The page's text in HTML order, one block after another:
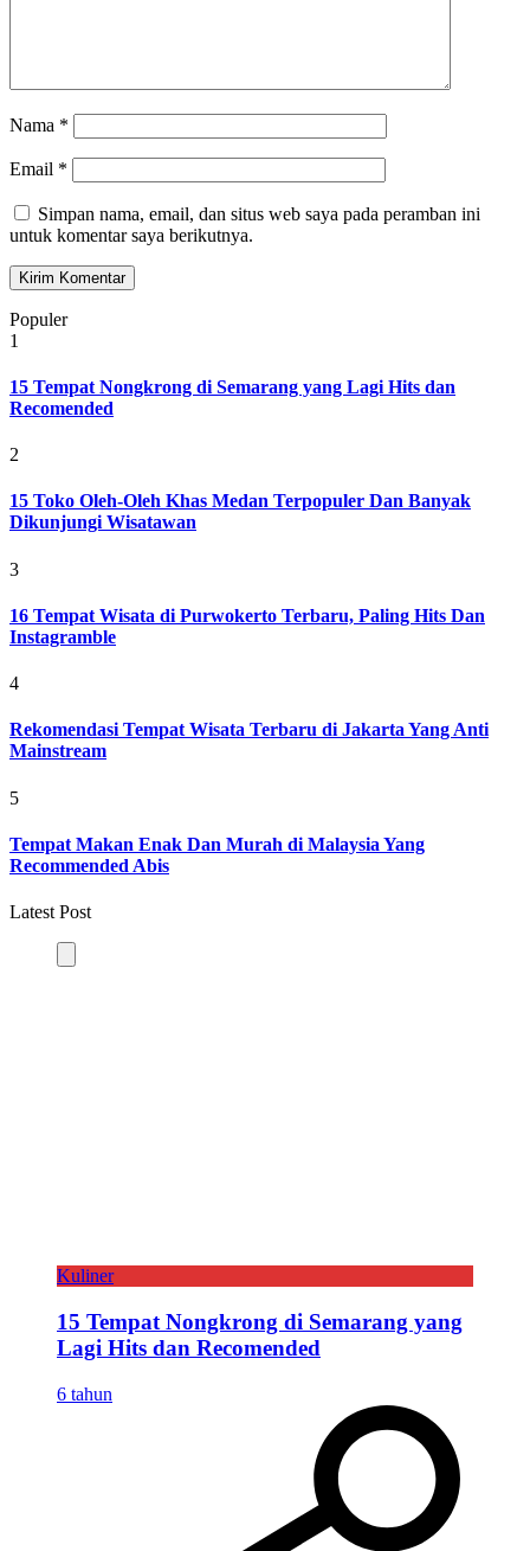
Nama *
Email *
Simpan nama, email, dan situs web saya pada peramban ini
untuk komentar saya berikutnya.
Populer
1
15 Tempat Nongkrong di Semarang yang Lagi Hits dan
Recomended
2
15 Toko Oleh-Oleh Khas Medan Terpopuler Dan Banyak
Dikunjungi Wisatawan
3
16 Tempat Wisata di Purwokerto Terbaru, Paling Hits Dan
Instagramble
4
Rekomendasi Tempat Wisata Terbaru di Jakarta Yang Anti
Mainstream
5
Tempat Makan Enak Dan Murah di Malaysia Yang
Recommended Abis
Latest Post
Kuliner
15 Tempat Nongkrong di Semarang yang
Lagi Hits dan Recomended
6 tahun